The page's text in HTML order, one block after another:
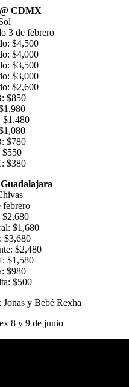
CDMX
3 de febrero
$4,500
$4,000
$3,500
$3,000
$2,600
$850
$1,480
$780
$550
$380
febrero
$2,680
$1,680
$3,680
$2,480
$1,580
$980
$500
y Bebé Rexha
8 y 9 de junio